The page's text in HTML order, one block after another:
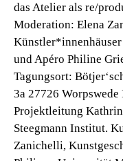
das Atelier als re/
Moderation: Elena
und Apéro Philine
Tagungsort:
3a 27726
Projektleitung
Steegmann Institut.
Zanichelli,